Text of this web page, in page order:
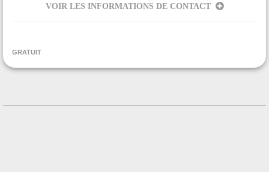
VOIR LES INFORMATIONS DE CONTACT
GRATUIT